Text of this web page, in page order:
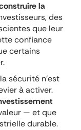
la
des
que leur
confiance
certains
sécurité n’est
à activer.
— et que
durable.